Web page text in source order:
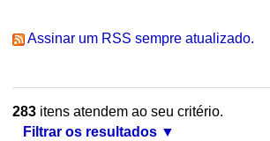
Assinar um RSS sempre atualizado.
283itens atendem ao seu critério.
Filtrar os resultados